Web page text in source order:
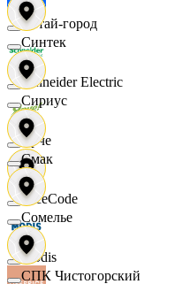
Читай-город
Schneider Electric
Ярче
FaceCode
Modis
Синтек
Сириус
Смак
Сомелье
СПК Чистогорский